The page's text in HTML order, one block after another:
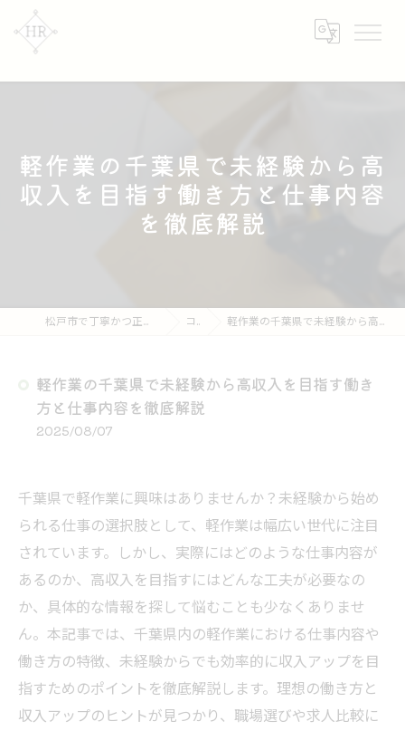
軽作業の千葉県で未経験から高
収入を目指す働き方と仕事内容
を徹底解説
松戸市で丁寧かつ正確な軽作業なら【株式会社HR】 コラム 軽作業の千葉県で未経験から高収入を目指す働き方と仕事内容を徹底解説
軽作業の千葉県で未経験から高収入を目指す働き
方と仕事内容を徹底解説
2025/08/07
千葉県で軽作業に興味はありませんか？未経験から始め
られる仕事の選択肢として、軽作業は幅広い世代に注目
されています。しかし、実際にはどのような仕事内容が
あるのか、高収入を目指すにはどんな工夫が必要なの
か、具体的な情報を探して悩むことも少なくありませ
ん。本記事では、千葉県内の軽作業における仕事内容や
働き方の特徴、未経験からでも効率的に収入アップを目
指すためのポイントを徹底解説します。理想の働き方と
収入アップのヒントが見つかり、職場選びや求人比較に